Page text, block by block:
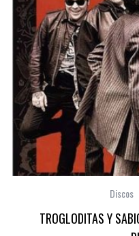
Discos
TROGLODITAS Y